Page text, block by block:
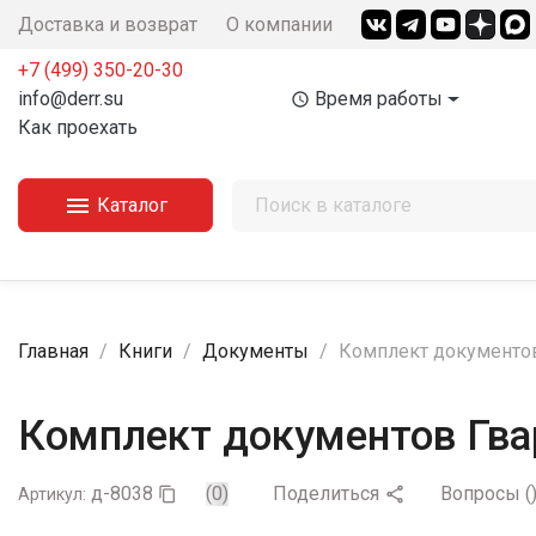
Доставка и возврат О компании
+7 (499) 350-20-30
info@derr.su
Как проехать
access_time Время работы
 Каталог
Главная Книги Документы Комплект
Комплект документов
Артикул: д-8038  (0) Поделиться  Вопросы ()